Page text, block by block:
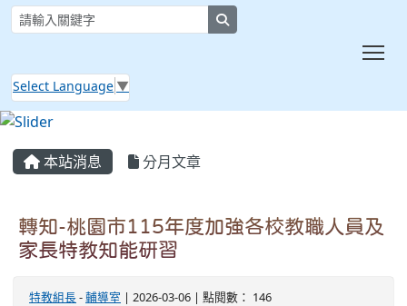
Select Language ▼
本站消息 分月文章
轉知-桃園市115年度加強各校教職人員及
家長特教知能研習
特教組長-輔導室 | 2026-03-06 | 點閱數： 146